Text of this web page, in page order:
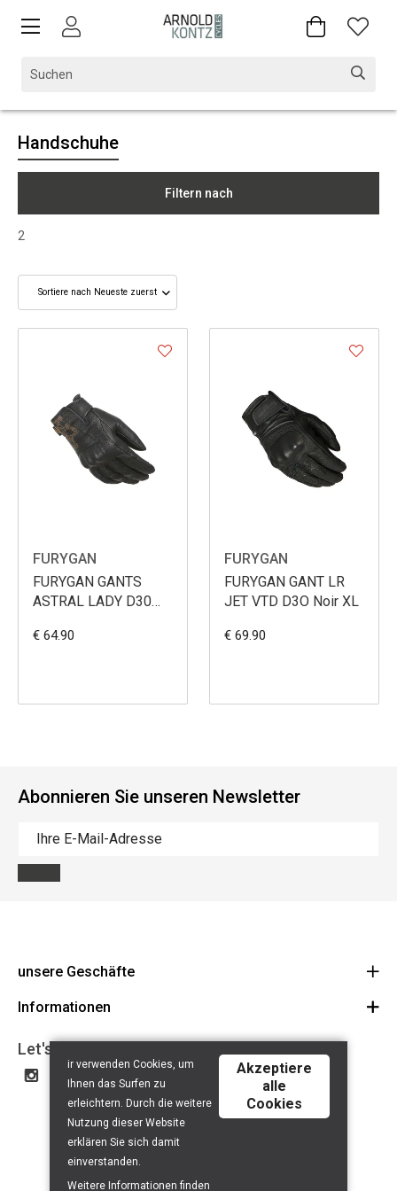
Handschuhe
Filtern nach
2
FURYGAN
FURYGAN GANTS
ASTRAL LADY D30
€ 64.90
FURYGAN
FURYGAN GANT LR
JET VTD D3O Noir XL
€ 69.90
Abonnieren Sie unseren Newsletter
unsere Geschäfte
Cycles Arnold Kontz Gare / Bonnevoie
+352 40 96 74 214 / +352 40 96 74 215
LU 24502609
Informationen
Allgemeine Geschäftsbedingungen
Haftungsausschluss
Datenschutzerklärung
Let's get social
ir verwenden Cookies, um
Ihnen das Surfen zu
erleichtern. Durch die weitere
Nutzung dieser Website
erklären Sie sich damit
einverstanden.
Weitere Informationen finden
Akzeptiere
alle
Cookies